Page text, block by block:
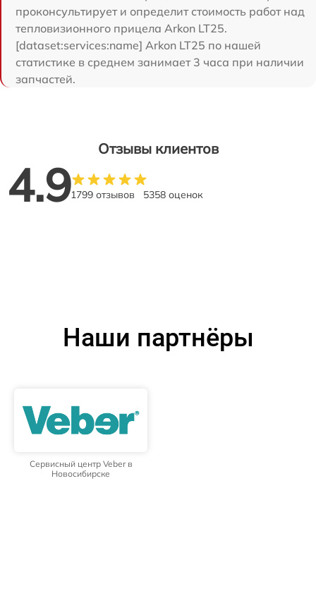
проконсультирует и определит стоимость работ над
тепловизионного прицела Arkon LT25.
[dataset:services:name] Arkon LT25 по нашей
статистике в среднем занимает 3 часа при наличии
запчастей.
Отзывы клиентов
4.91799 отзывов 5358 оценок
Наши партнёры
Сервисный центр Veber в
Новосибирске